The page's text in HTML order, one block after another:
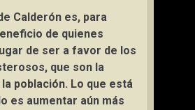
Calderón es, para
de quienes
de ser a favor de los
que son la
población. Lo que está
es aumentar aún más